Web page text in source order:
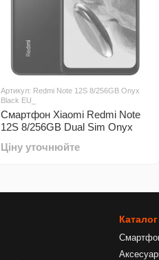
Артикул: Redmi Note 12S 8/256GB Onyx
Black EU_
Смартфон Xiaomi Redmi Note
12S 8/256GB Dual Sim Onyx
Ціну уточнюйте
Каталог